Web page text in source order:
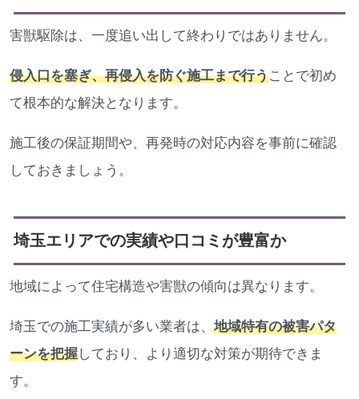
害獣駆除は、一度追い出して終わりではありません。
侵入口を塞ぎ、再侵入を防ぐ施工まで行うことで初め
て根本的な解決となります。
施工後の保証期間や、再発時の対応内容を事前に確認
しておきましょう。
埼玉エリアでの実績や口コミが豊富か
地域によって住宅構造や害獣の傾向は異なります。
埼玉での施工実績が多い業者は、 地域特有の被害パタ
ーンを把握しており、より適切な対策が期待できま
す。